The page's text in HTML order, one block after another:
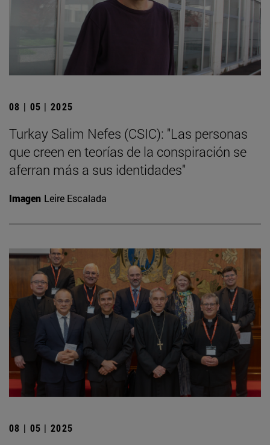
08 | 05 | 2025
Turkay Salim Nefes (CSIC): "Las personas
que creen en teorías de la conspiración se
aferran más a sus identidades"
Imagen Leire Escalada
08 | 05 | 2025